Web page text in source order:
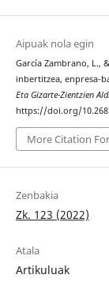
Aipuak nola egin
García Zambrano, L.,
inbertitzea, enpresa-
Eta Gizarte-Zientzien
https://doi.org/
More Citation
Zenbakia
Zk. 123 (2022)
Atala
Artikuluak